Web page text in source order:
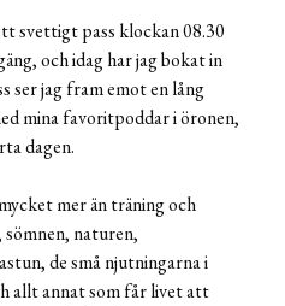
svettigt pass klockan 08.30
och idag har jag bokat in
ser jag fram emot en lång
mina favoritpoddar i öronen,
dagen.
mer än träning och
naturen,
de små njutningarna i
allt annat som får livet att